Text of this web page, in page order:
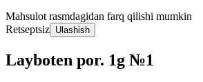
Mahsulot rasmdagidan farq qilishi mumkin
Retseptsiz Ulashish
Layboten por. 1g №1